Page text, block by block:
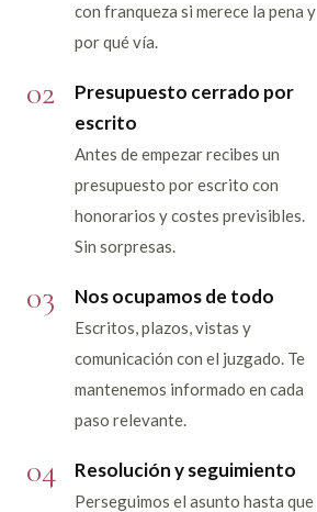
con franqueza si merece la pena y
por qué vía.
02
Presupuesto cerrado por
escrito
Antes de empezar recibes un
presupuesto por escrito con
honorarios y costes previsibles.
Sin sorpresas.
03 Nos ocupamos de todo
Escritos, plazos, vistas y
comunicación con el juzgado. Te
mantenemos informado en cada
paso relevante.
04 Resolución y seguimiento
Perseguimos el asunto hasta que